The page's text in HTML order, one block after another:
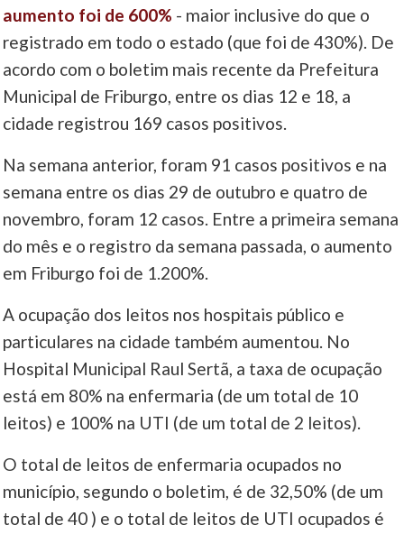
aumento foi de 600% - maior inclusive do que o
registrado em todo o estado (que foi de 430%). De
acordo com o boletim mais recente da Prefeitura
Municipal de Friburgo, entre os dias 12 e 18, a
cidade registrou 169 casos positivos.
Na semana anterior, foram 91 casos positivos e na
semana entre os dias 29 de outubro e quatro de
novembro, foram 12 casos. Entre a primeira semana
do mês e o registro da semana passada, o aumento
em Friburgo foi de 1.200%.
A ocupação dos leitos nos hospitais público e
particulares na cidade também aumentou. No
Hospital Municipal Raul Sertã, a taxa de ocupação
está em 80% na enfermaria (de um total de 10
leitos) e 100% na UTI (de um total de 2 leitos).
O total de leitos de enfermaria ocupados no
município, segundo o boletim, é de 32,50% (de um
total de 40 ) e o total de leitos de UTI ocupados é